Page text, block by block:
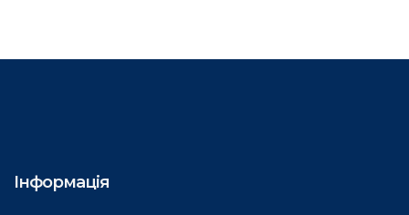
Інформація